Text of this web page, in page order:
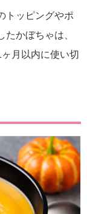
トッピングやポ
かぼちゃは、
月以内に使い切